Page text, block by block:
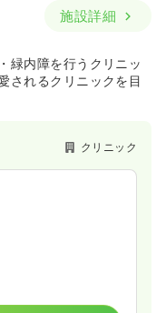
詳細を見る
施設詳細
緑内障を行うクリニッ
されるクリニックを目
クリニック